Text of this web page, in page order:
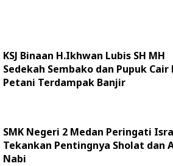
KSJ Binaan H.Ikhwan Lubis SH MH
Sedekah Sembako dan Pupuk Cair
Petani Terdampak Banjir
SMK Negeri 2 Medan Peringati
Tekankan Pentingnya Sholat dan
Nabi